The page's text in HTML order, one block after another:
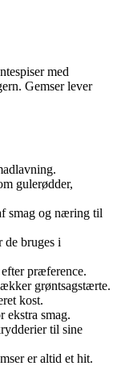
med
Gemser lever
gulerødder,
smag og næring til
de bruges i
præference.
grøntsagstærte.
kost.
ekstra smag.
til sine
er altid et hit.